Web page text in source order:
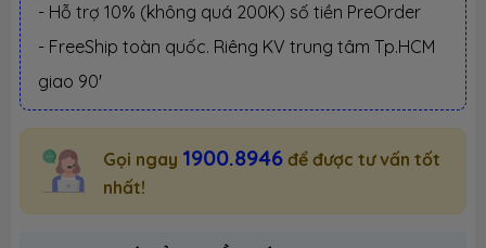
- Hỗ trợ 10% (không quá 200K) số tiền PreOrder
- FreeShip toàn quốc. Riêng KV trung tâm Tp.HCM
giao 90'
Gọi ngay 1900.8946 để được tư vấn tốt
nhất!